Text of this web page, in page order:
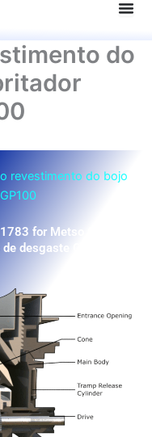
do
revestimento do bojo
for Metso GP100
desgaste OEM